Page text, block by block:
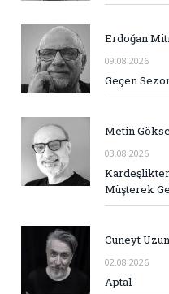
Erdoğan
09.08.2026
Geçen
Metin
03.08.2026
Müşterek
Cüneyt
02.08.2026
Aptal